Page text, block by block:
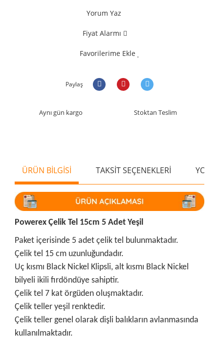
Yorum Yaz
Fiyat Alarmı
Favorilerime Ekle
Paylaş
Aynı gün kargo Stoktan Teslim
ÜRÜN BİLGİSİ TAKSİT SEÇENEKLERİ
Powerex Çelik Tel 15cm 5 Adet Yeşil
Paket içerisinde 5 adet çelik tel bulunmaktadır.
Çelik tel 15 cm uzunluğundadır.
Uç kısmı Black Nickel Klipsli, alt kısmı Black Nickel
bilyeli ikili fırdöndüye sahiptir.
Çelik tel 7 kat örgüden oluşmaktadır.
Çelik teller yeşil renktedir.
Çelik teller genel olarak dişli balıkların avlanmasında
kullanılmaktadır.